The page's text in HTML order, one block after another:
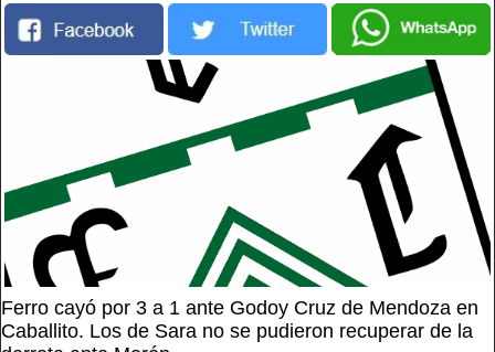
Ferro cayó por 3 a 1 ante Godoy Cruz de Mendoza en
Caballito. Los de Sara no se pudieron recuperar de la